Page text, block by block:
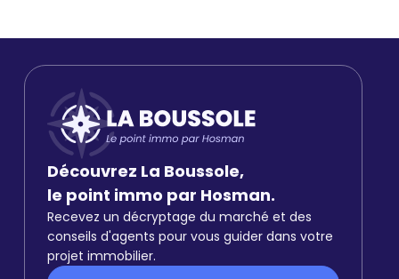
Découvrez La Boussole,
le point immo par Hosman.
Recevez un décryptage du marché et des
conseils d'agents pour vous guider dans votre
projet immobilier.